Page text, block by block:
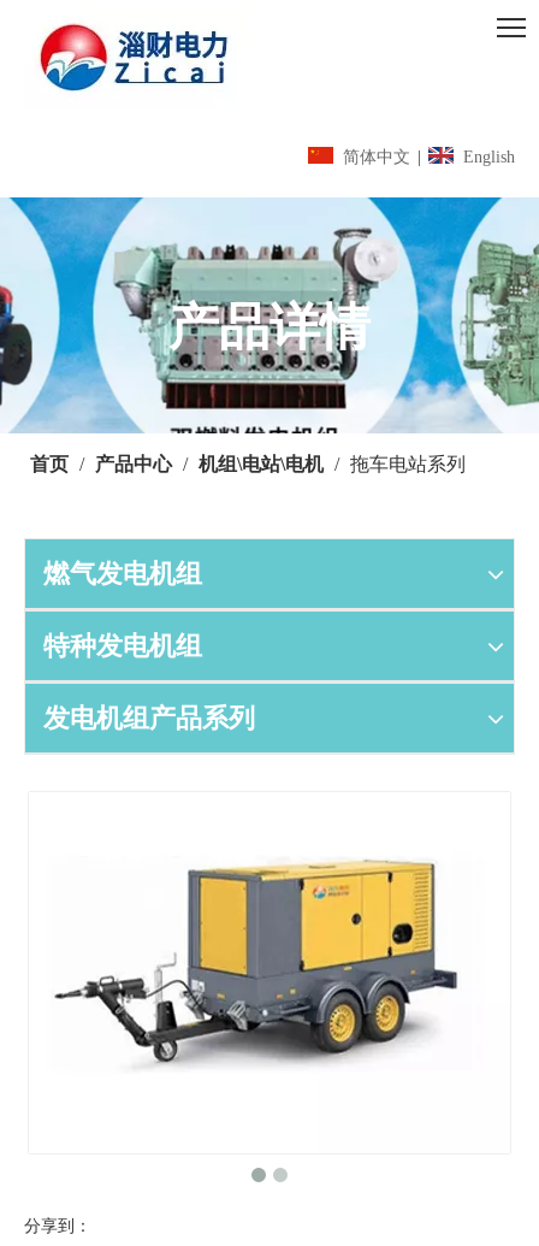
简体中文 English
产品详情
首页 / 产品中心 / 机组\电站\电机 / 拖车电站系列
燃气发电机组
特种发电机组
发电机组产品系列
分享到：